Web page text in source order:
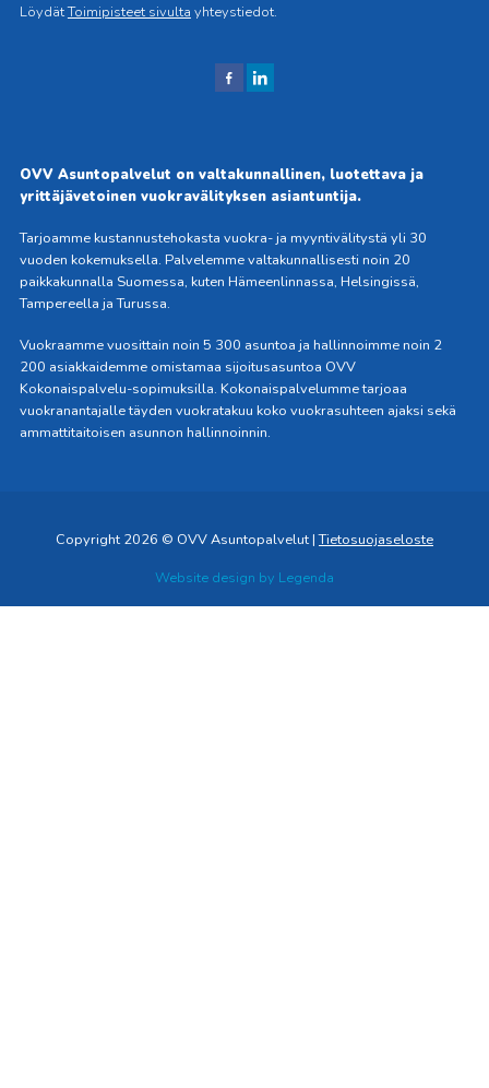
LöydätToimipisteet sivulta yhteystiedot.
J
okis
OVV Asuntopalvelut on valtakunnallinen, luotettava ja
yrittäjävetoinen vuokravälityksen asiantuntija.
Tarjoamme kustannustehokasta vuokra- ja myyntivälitystä yli 30
vuoden kokemuksella. Palvelemme valtakunnallisesti noin 20
paikkakunnalla Suomessa, kuten Hämeenlinnassa, Helsingissä,
Tampereella ja Turussa.
Vuokraamme vuosittain noin 5 300 asuntoa ja hallinnoimme noin 2
200 asiakkaidemme omistamaa sijoitusasuntoa OVV
Kokonaispalvelu-sopimuksilla. Kokonaispalvelumme tarjoaa
vuokranantajalle täyden vuokratakuu koko vuokrasuhteen ajaksi sekä
ammattitaitoisen asunnon hallinnoinnin.
Copyright 2026 © OVV Asuntopalvelut |Tietosuojaseloste
Website design by Legenda